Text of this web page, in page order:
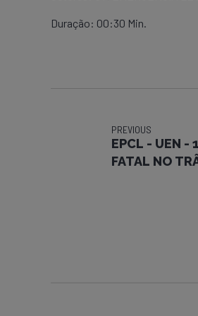
Duração: 00:30 Min.
PREVIOUS
EPCL - UEN -
FATAL NO